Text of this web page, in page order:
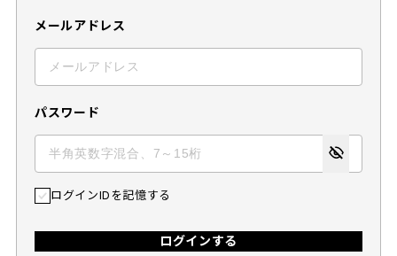
メールアドレス
パスワード
ログインIDを記憶する
ログインする